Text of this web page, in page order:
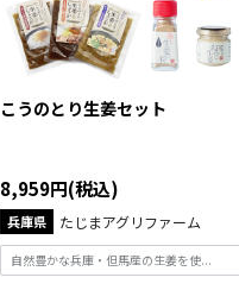
こうのとり生姜セット
8,959円(税込)
兵庫県 たじまアグリファーム
自然豊かな兵庫・但馬産の生姜を使...